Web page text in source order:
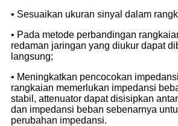
• Sesuaikan ukuran sinyal dalam
• Pada metode perbandingan
redaman jaringan yang diukur dapat
langsung;
• Meningkatkan pencocokan
rangkaian memerlukan impedansi
stabil, attenuator dapat disisipkan
dan impedansi beban sebenarnya
perubahan impedansi.